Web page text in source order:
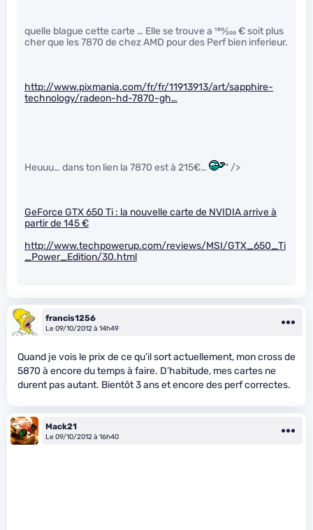
quelle blague cette carte … Elle se trouve a 180⁄200€ soit plus
cher que les 7870 de chez AMD pour des Perf bien inferieur.
http://www.pixmania.com/fr/fr/11913913/art/sapphire-
technology/radeon-hd-7870-gh…
Heuuu… dans ton lien la 7870 est à 215€… " />
GeForce GTX 650 Ti : la nouvelle carte de NVIDIA arrive à
partir de 145 €
http://www.techpowerup.com/reviews/MSI/GTX_650_Ti
_Power_Edition/30.html
francis1256
Le 09/10/2012 à 14h49
Quand je vois le prix de ce qu’il sort actuellement, mon cross de
5870 à encore du temps à faire. D’habitude, mes cartes ne
durent pas autant. Bientôt 3 ans et encore des perf correctes.
Mack21
Le 09/10/2012 à 16h40